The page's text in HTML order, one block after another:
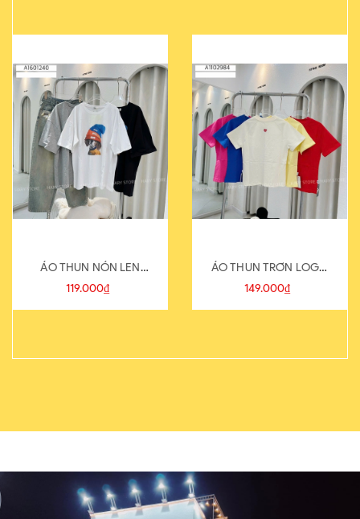
ÁO THUN NÓN LEN
821-1
119.000₫
ÁO THUN TRƠN LOGO
SAU
149.000₫